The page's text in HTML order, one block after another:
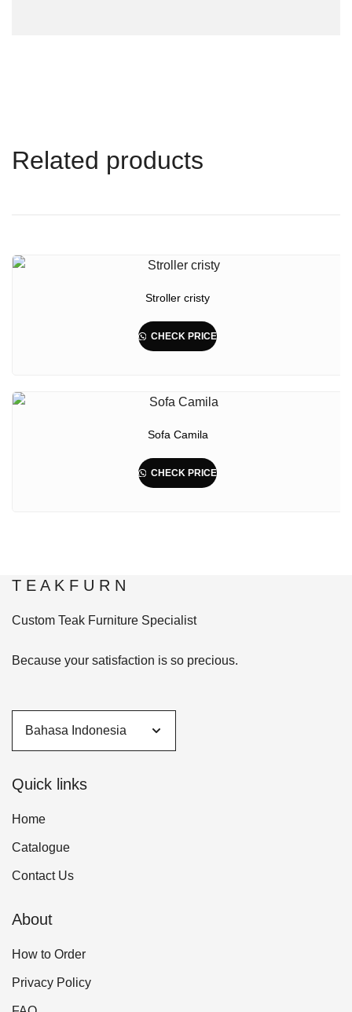
Related products
Stroller cristy
CHECK PRICE
Sofa Camila
CHECK PRICE
T E A K F U R N
Custom Teak Furniture Specialist
Because your satisfaction is so precious.
Quick links
Home
Catalogue
Contact Us
About
How to Order
Privacy Policy